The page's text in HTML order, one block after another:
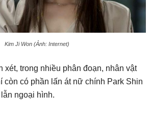
Kim Ji Won (Ảnh: Internet)
xét, trong nhiều phân đoạn, nhân vật
còn có phần lấn át nữ chính Park Shin
ngoại hình.